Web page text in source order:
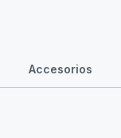
Accesorios